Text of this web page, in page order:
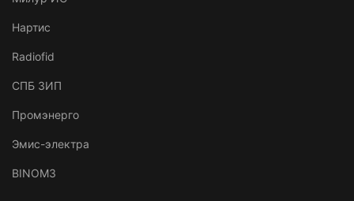
Нартис
Radiofid
СПБ ЗИП
Промэнерго
Эмис-электра
BINOM3